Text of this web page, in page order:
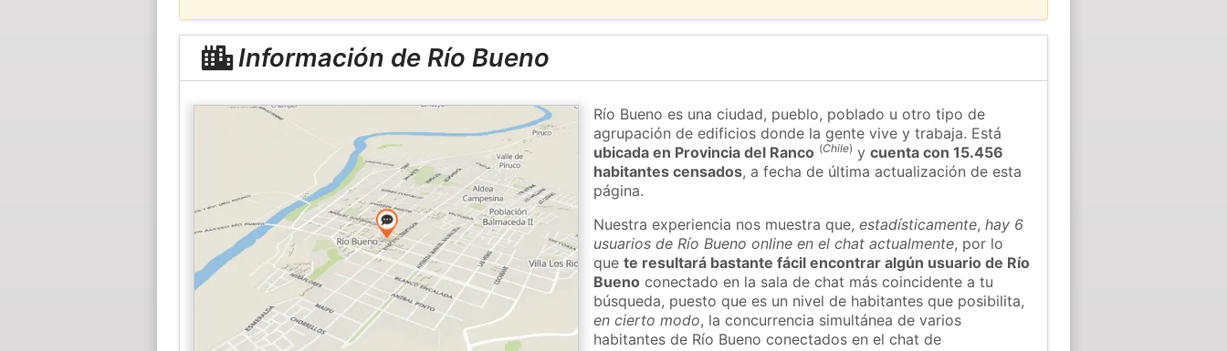
Información de Río Bueno
Río Bueno es una ciudad, pueblo, poblado u otro tipo de
agrupación de edificios donde la gente vive y trabaja. Está
ubicada en Provincia del Ranco (Chile) ycuenta con 15.456
habitantes censados, a fecha de última actualización de esta
página.
Nuestra experiencia nos muestra que,estadísticamente,hay 6
usuarios de Río Bueno online en el chat actualmente, por lo
quete resultará bastante fácil encontrar algún usuario de Río
Bueno conectado en la sala de chat más coincidente a tu
búsqueda, puesto que es un nivel de habitantes que posibilita,
en cierto modo, la concurrencia simultánea de varios
habitantes de Río Bueno conectados en el chat de